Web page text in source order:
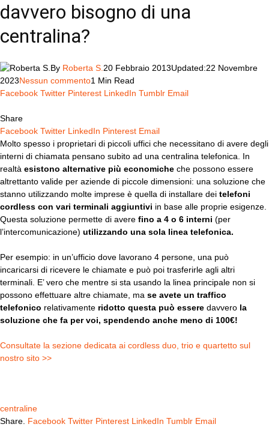
davvero bisogno di una
centralina?
By Roberta S. 20 Febbraio 2013Updated:22 Novembre
2023Nessun commento1 Min Read
Facebook Twitter Pinterest LinkedIn Tumblr Email
Share
Facebook Twitter LinkedIn Pinterest Email
Molto spesso i proprietari di piccoli uffici che necessitano di avere degli
interni di chiamata pensano subito ad una centralina telefonica. In
realtà esistono alternative più economiche che possono essere
altrettanto valide per aziende di piccole dimensioni: una soluzione che
stanno utilizzando molte imprese è quella di installare dei telefoni
cordless con vari terminali aggiuntivi in base alle proprie esigenze.
Questa soluzione permette di avere fino a 4 o 6 interni (per
l’intercomunicazione) utilizzando una sola linea telefonica.
Per esempio: in un’ufficio dove lavorano 4 persone, una può
incaricarsi di ricevere le chiamate e può poi trasferirle agli altri
terminali. E’ vero che mentre si sta usando la linea principale non si
possono effettuare altre chiamate, ma se avete un traffico
telefonico relativamente ridotto questa può essere davvero la
soluzione che fa per voi, spendendo anche meno di 100€!
Consultate la sezione dedicata ai cordless duo, trio e quartetto sul
nostro sito >>
centraline
Share. Facebook Twitter Pinterest LinkedIn Tumblr Email